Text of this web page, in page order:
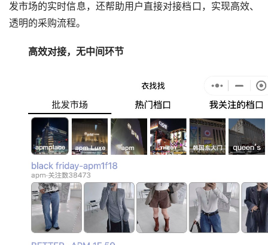
发市场的实时信息，还帮助用户直接对接档口，实现高效、
透明的采购流程。
高效对接，无中间环节